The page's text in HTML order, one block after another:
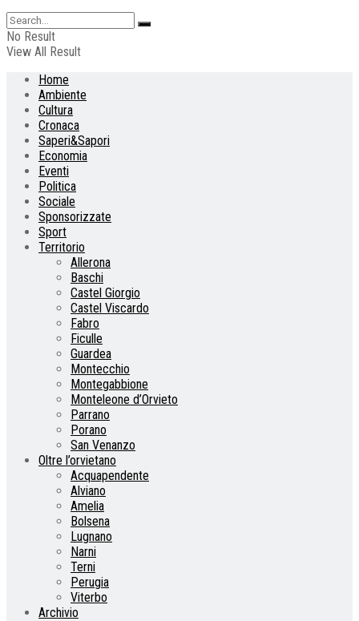
No Result
View All Result
Home
Ambiente
Cultura
Cronaca
Saperi&Sapori
Economia
Eventi
Politica
Sociale
Sponsorizzate
Sport
Territorio
Allerona
Baschi
Castel Giorgio
Castel Viscardo
Fabro
Ficulle
Guardea
Montecchio
Montegabbione
Monteleone d’Orvieto
Parrano
Porano
San Venanzo
Oltre l’orvietano
Acquapendente
Alviano
Amelia
Bolsena
Lugnano
Narni
Terni
Perugia
Viterbo
Archivio